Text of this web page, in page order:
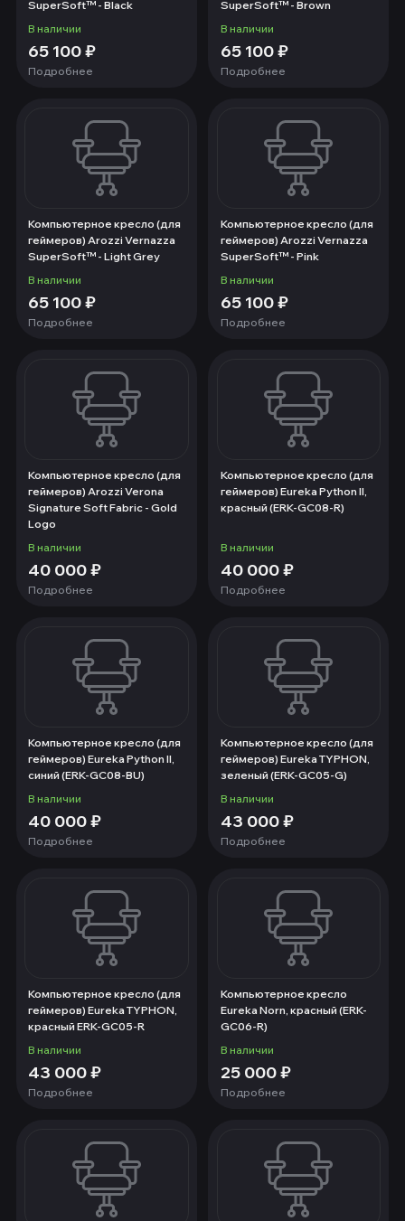
SuperSoft™ - Black
В наличии
65 100₽
Подробнее
SuperSoft™ - Brown
В наличии
65 100₽
Подробнее
Компьютерное кресло (для
геймеров) Arozzi Vernazza
SuperSoft™ - Light Grey
В наличии
65 100₽
Подробнее
Компьютерное кресло (для
геймеров) Arozzi Vernazza
SuperSoft™ - Pink
В наличии
65 100₽
Подробнее
Компьютерное кресло (для
геймеров) Arozzi Verona
Signature Soft Fabric - Gold
Logo
В наличии
40 000₽
Подробнее
Компьютерное кресло (для
геймеров) Eureka Python II,
красный (ERK-GC08-R)
В наличии
40 000₽
Подробнее
Компьютерное кресло (для
геймеров) Eureka Python II,
синий (ERK-GC08-BU)
В наличии
40 000₽
Подробнее
Компьютерное кресло (для
геймеров) Eureka TYPHON,
зеленый (ERK-GC05-G)
В наличии
43 000₽
Подробнее
Компьютерное кресло (для
геймеров) Eureka TYPHON,
красный ERK-GC05-R
В наличии
43 000₽
Подробнее
Компьютерное кресло
Eureka Norn, красный (ERK-
GC06-R)
В наличии
25 000₽
Подробнее